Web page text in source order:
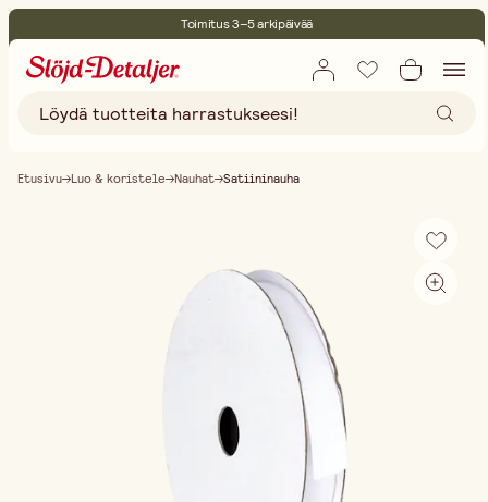
Toimitus 3–5 arkipäivää
Ilmainen toimitus yli 75 € ostoksille
Etusivu Luo & koristele Nauhat Satiininauha